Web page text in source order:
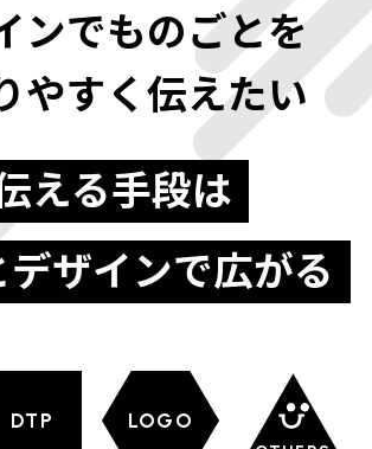
ンでものごとを
やすく伝えたい
える手段は
デザインで広がる
DTP LOGO